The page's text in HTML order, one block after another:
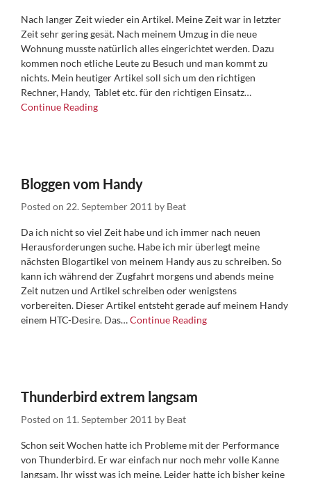
Nach langer Zeit wieder ein Artikel. Meine Zeit war in letzter
Zeit sehr gering gesät. Nach meinem Umzug in die neue
Wohnung musste natürlich alles eingerichtet werden. Dazu
kommen noch etliche Leute zu Besuch und man kommt zu
nichts. Mein heutiger Artikel soll sich um den richtigen
Rechner, Handy, Tablet etc. für den richtigen Einsatz…
Continue Reading
Bloggen vom Handy
Posted on 22. September 2011 by Beat
Da ich nicht so viel Zeit habe und ich immer nach neuen
Herausforderungen suche. Habe ich mir überlegt meine
nächsten Blogartikel von meinem Handy aus zu schreiben. So
kann ich während der Zugfahrt morgens und abends meine
Zeit nutzen und Artikel schreiben oder wenigstens
vorbereiten. Dieser Artikel entsteht gerade auf meinem Handy
einem HTC-Desire. Das…Continue Reading
Thunderbird extrem langsam
Posted on 11. September 2011 by Beat
Schon seit Wochen hatte ich Probleme mit der Performance
von Thunderbird. Er war einfach nur noch mehr volle Kanne
langsam. Ihr wisst was ich meine. Leider hatte ich bisher keine